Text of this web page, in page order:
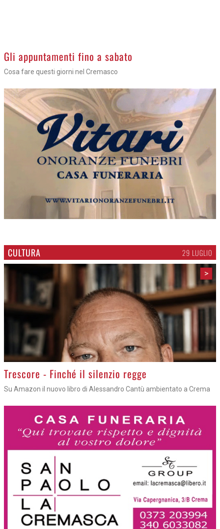
Gli appuntamenti fino a sabato
Cosa fare questi giorni nel Cremasco
CULTURA 29 LUGLIO
>
Trescore - Finché il silenzio regge
Su Amazon il nuovo libro di Alessandro Cantù ambientato a Crema